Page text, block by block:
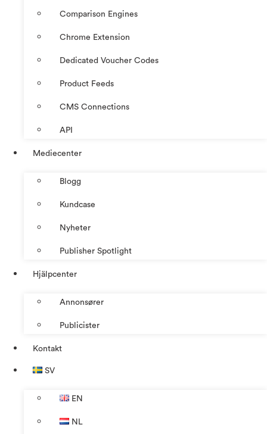
Comparison Engines
Chrome Extension
Dedicated Voucher Codes
Product Feeds
CMS Connections
API
Mediecenter
Blogg
Kundcase
Nyheter
Publisher Spotlight
Hjälpcenter
Annonsører
Publicister
Kontakt
SV
EN
NL